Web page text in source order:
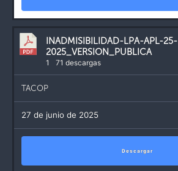
INADMISIBILIDAD-LPA-APL-25-
2025_VERSION_PUBLICA
1 71 descargas
TACOP
27 de junio de 2025
Descargar